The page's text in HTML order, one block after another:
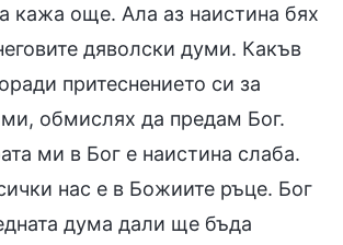
кажа още. Ала аз наистина бях
дяволски думи. Какъв
притеснението си за
обмислях да предам Бог.
ми в Бог е наистина слаба.
нас е в Божиите ръце. Бог
дума дали ще бъда